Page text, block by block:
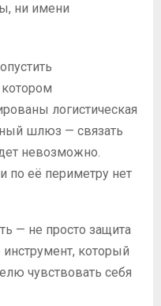
ни имени
логистическая
шлюз — связать
невозможно.
по её периметру нет
— не просто защита
инструмент, который
чувствовать себя